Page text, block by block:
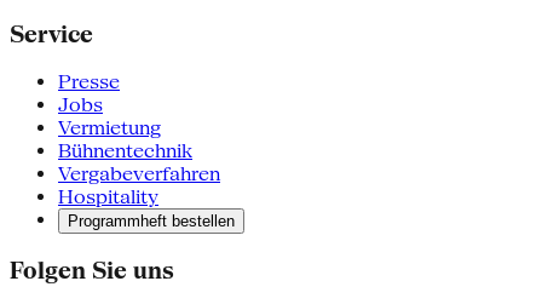
Service
Presse
Jobs
Vermietung
Bühnentechnik
Vergabeverfahren
Hospitality
Programmheft bestellen
Folgen Sie uns